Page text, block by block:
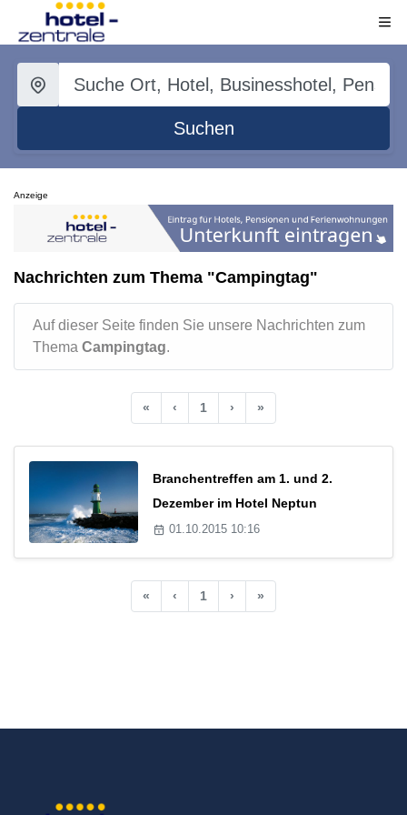
Suchen
Anzeige
Nachrichten zum Thema "Campingtag"
Auf dieser Seite finden Sie unsere Nachrichten zum
Thema Campingtag.
« ‹ 1 › »
Branchentreffen am 1. und 2.
Dezember im Hotel Neptun
01.10.2015 10:16
« ‹ 1 › »